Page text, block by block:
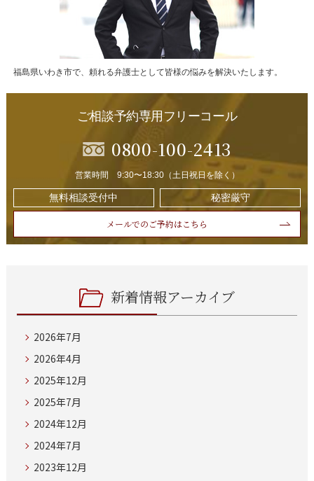
福島県いわき市で、頼れる弁護士として皆様の悩みを解決いたします。
ご相談予約専用フリーコール
0800-100-2413
営業時間 9:30〜18:30（土日祝日を除く）
無料相談受付中 秘密厳守
メールでのご予約はこちら
新着情報アーカイブ
2026年7月
2026年4月
2025年12月
2025年7月
2024年12月
2024年7月
2023年12月